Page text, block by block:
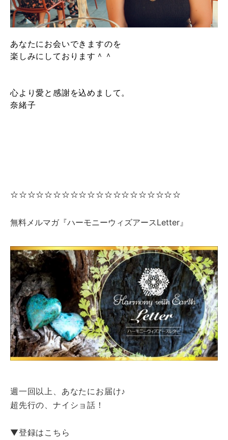
あなたにお会いできますのを
楽しみにしております＾＾
心より愛と感謝を込めまして。
奈緒子
☆☆☆☆☆☆☆☆☆☆☆☆☆☆☆☆☆☆☆☆
無料メルマガ『ハーモニーウィズアースLetter』
週一回以上、あなたにお届け♪
超先行の、ナイショ話！
▼登録はこちら